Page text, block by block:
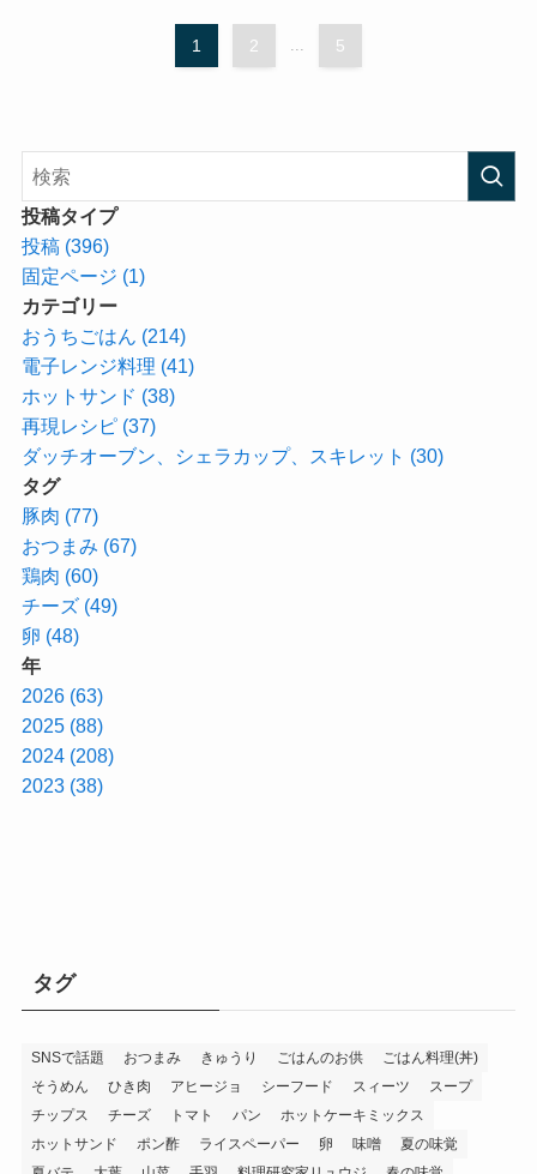
1 2 5
投稿タイプ
投稿 (396)
固定ページ (1)
カテゴリー
おうちごはん (214)
電子レンジ料理 (41)
ホットサンド (38)
再現レシピ (37)
ダッチオーブン、シェラカップ、スキレット (30)
タグ
豚肉 (77)
おつまみ (67)
鶏肉 (60)
チーズ (49)
卵 (48)
年
2026 (63)
2025 (88)
2024 (208)
2023 (38)
タグ
SNSで話題 おつまみ きゅうり ごはんのお供
ごはん料理(丼)
そうめん
ひき肉 アヒージョ シーフード スィーツ
スープ
チップス
チーズ トマト パン
ホットケーキミックス
ホットサンド
ポン酢 ライスペーパー 卵 味噌
夏の味覚